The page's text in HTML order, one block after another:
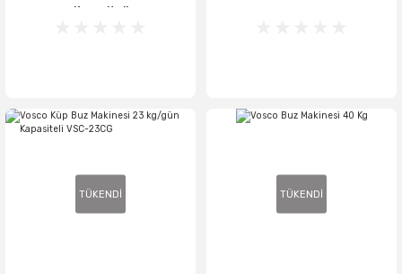
Kapasiteli
TÜKENDİ TÜKENDİ